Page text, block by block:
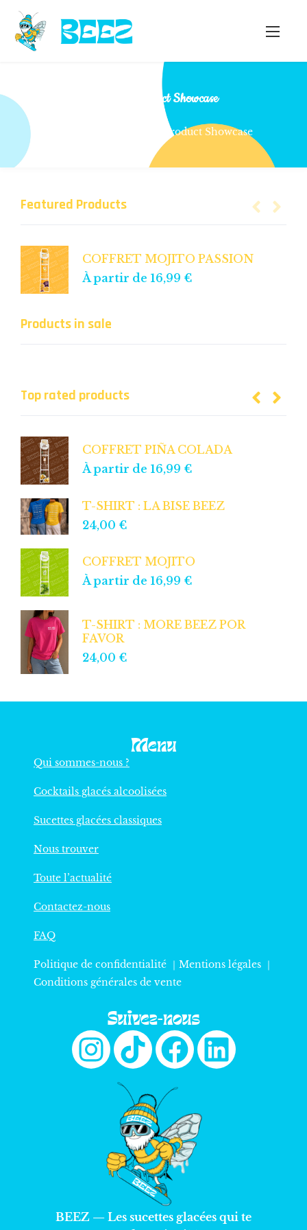
Elements Product Showcase
Elements Product Showcase
Featured Products
COFFRET MOJITO PASSION
À partir de 16,99 €
Products in sale
Top rated products
COFFRET PIÑA COLADA
À partir de 16,99 €
T-SHIRT : LA BISE BEEZ
24,00 €
COFFRET MOJITO
À partir de 16,99 €
T-SHIRT : MORE BEEZ POR
FAVOR
24,00 €
Menu
Qui sommes-nous ?
Cocktails glacés alcoolisées
Sucettes glacées classiques
Nous trouver
Toute l’actualité
Contactez-nous
FAQ
Politique de confidentialité ｜ Mentions légales ｜
Conditions générales de vente
Suivez-nous
BEEZ — Les sucettes glacées qui te